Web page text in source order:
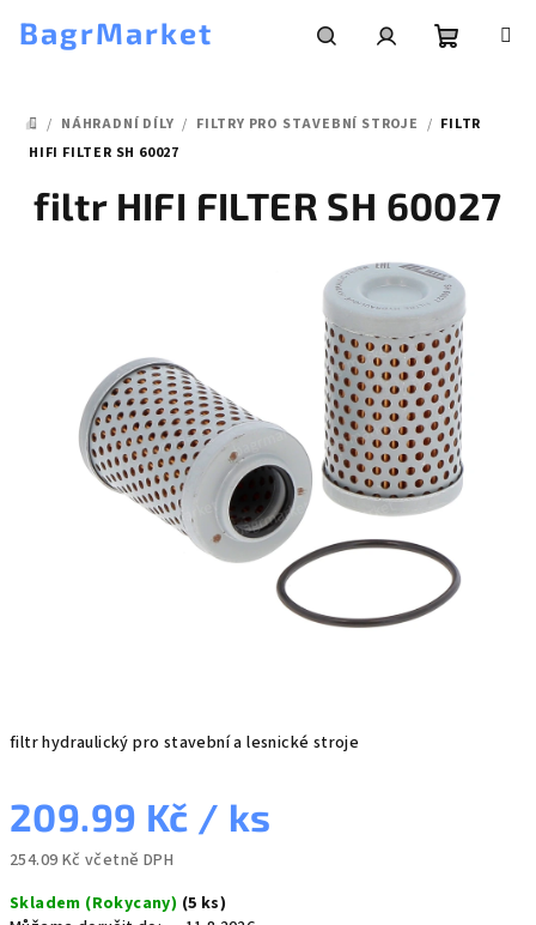
BagrMarket
DOMŮ
/ NÁHRADNÍ DÍLY / FILTRY PRO STAVEBNÍ STROJE / FILTR
HIFI FILTER SH 60027
filtr hydraulický pro stavební a lesnické stroje
209.99 Kč / ks
254.09 Kč včetně DPH
cena:
Skladem (Rokycany) (5 ks)
filtr HIFI FILTER SH 60027